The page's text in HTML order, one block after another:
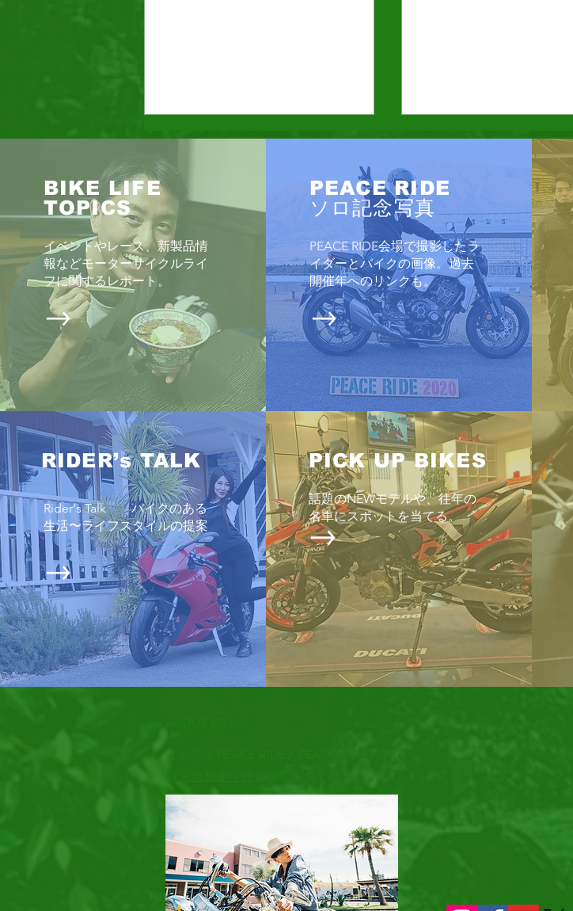
2026 鈴鹿8時間耐久ロードレー
ス観戦に行ったハナシ
Enjoyツーリング2026 6/28
BIKE LIFE
TOPICS
イベントやレース、新製品情
報などモーターサイクルライ
フに関するレポート 。
PEACE RIDE
ソロ記念写真
PEACE RIDE会場で撮影したラ
イダーとバイクの画像。過去
開催年へのリンクも。
RIDER’s TALK
Rider's Talk バイクのある
生活〜ライフスタイルの提案
PICK UP BIKES
話題のNEWモデルや、往年の
名車にスポットを当てる。